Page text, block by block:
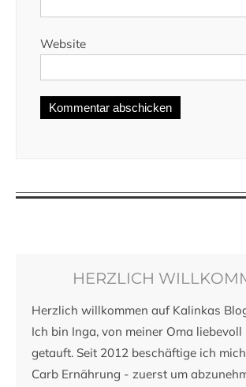
Website
HERZLICH
Herzlich willkommen auf Kalinkas
Ich bin Inga, von meiner Oma liebevoll
getauft. Seit 2012 beschäftige ich
Carb Ernährung - zuerst um